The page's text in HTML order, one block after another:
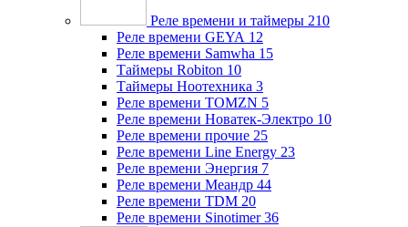
Реле времени и таймеры 210
Реле времени GEYA 12
Реле времени Samwha 15
Таймеры Robiton 10
Таймеры Ноотехника 3
Реле времени TOMZN 5
Реле времени Новатек-Электро 10
Реле времени прочие 25
Реле времени Line Energy 23
Реле времени Энергия 7
Реле времени Меандр 44
Реле времени TDM 20
Реле времени Sinotimer 36